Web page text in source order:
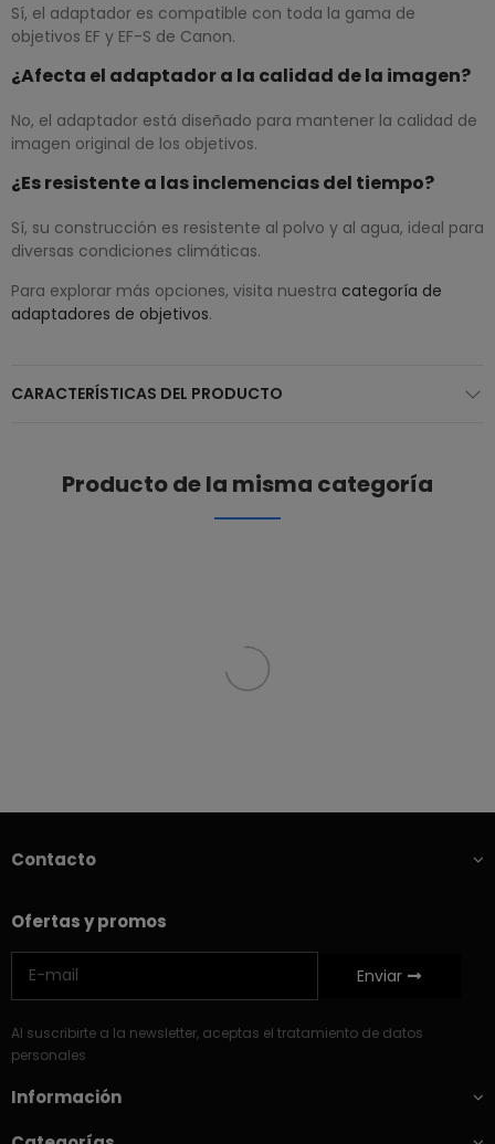
Sí, el adaptador es compatible con toda la gama de
objetivos EF y EF-S de Canon.
¿Afecta el adaptador a la calidad de la imagen?
No, el adaptador está diseñado para mantener la calidad de
imagen original de los objetivos.
¿Es resistente a las inclemencias del tiempo?
Sí, su construcción es resistente al polvo y al agua, ideal para
diversas condiciones climáticas.
Para explorar más opciones, visita nuestra categoría de
adaptadores de objetivos.
CARACTERÍSTICAS DEL PRODUCTO
Producto de la misma categoría
Contacto
Ofertas y promos
Enviar
Al suscribirte a la newsletter, aceptas el tratamiento de datos
personales
Información